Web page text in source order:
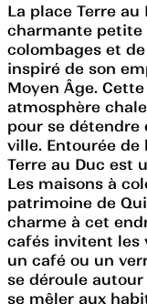
La place Terre
charmante petite
colombages et
inspiré de son
Moyen Âge.
atmosphère
pour se détendre
ville. Entourée
Terre au Duc est
Les maisons à
patrimoine de
charme à cet
cafés invitent les
un café ou un
se déroule
se mêler aux